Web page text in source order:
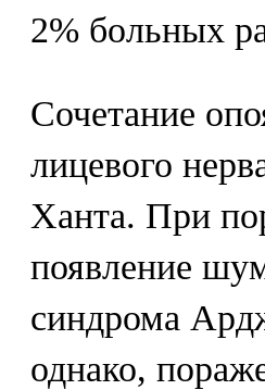
2% больных
Сочетание
лицевого
Ханта. При
появление
синдрома
однако,